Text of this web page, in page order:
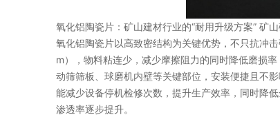
氧化铝陶瓷片：矿山建材行业的“耐用升级方案” 矿
氧化铝陶瓷片以高致密结构为关键优势，不只抗冲
m），物料粘连少，减少摩擦阻力的同时降低磨损
动筛筛板、球磨机内壁等关键部位，安装便捷且不
能减少设备停机检修次数，提升生产效率，同时降
渗透率逐步提升。